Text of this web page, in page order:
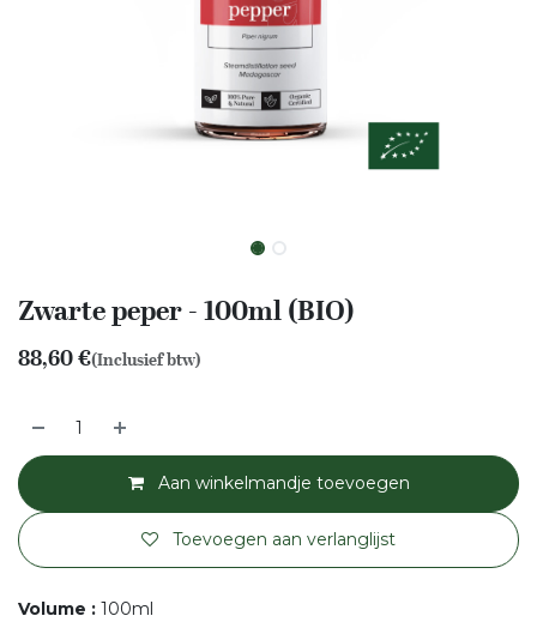
Zwarte peper - 100ml (BIO)
88,60€(Inclusief btw)
Aan winkelmandje toevoegen
Toevoegen aan verlanglijst
Volume : 100ml